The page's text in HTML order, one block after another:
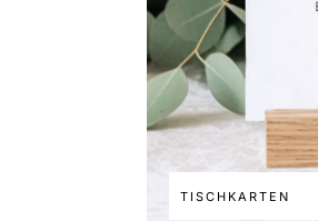
TISCHKARTEN